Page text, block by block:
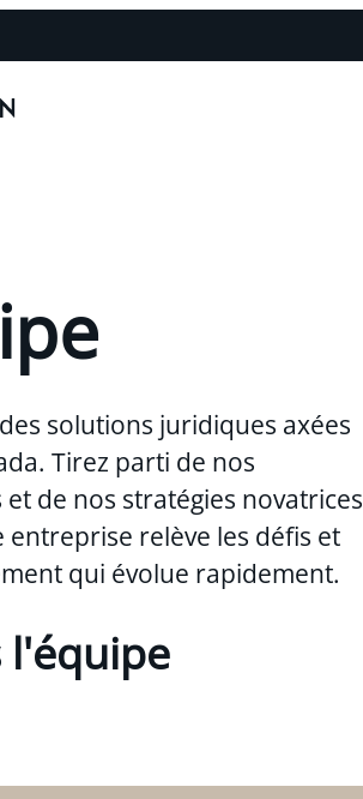
solutions juridiques axées
Tirez parti de nos
de nos stratégies novatrices
relève les défis et
qui évolue rapidement.
l'équipe